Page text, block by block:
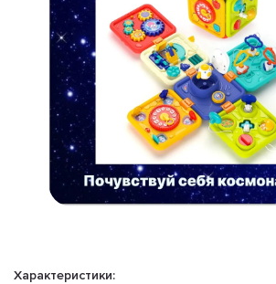
Характеристики: